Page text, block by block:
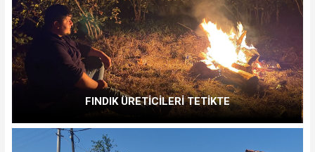
FINDIK ÜRETİCİLERİ TETİKTE